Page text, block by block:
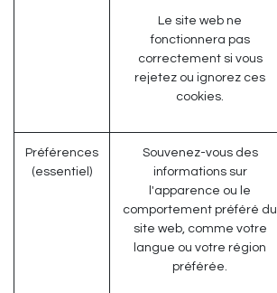
Le site web ne
fonctionnera pas
correctement si vous
rejetez ou ignorez ces
cookies.
Préférences
(essentiel)
Souvenez-vous des
informations sur
l'apparence ou le
comportement préféré du
site web, comme votre
langue ou votre région
préférée.